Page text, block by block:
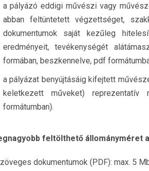
a pályázó eddigi művészi vagy
abban feltüntetett végzettséget,
dokumentumok saját kezűleg
eredményeit, tevékenységét
formában, beszkennelve, pdf
a pályázat benyújtásáig kifejtett
keletkezett műveket)
formátumban).
feltölthető állományméret
dokumentumok (PDF): max. 5